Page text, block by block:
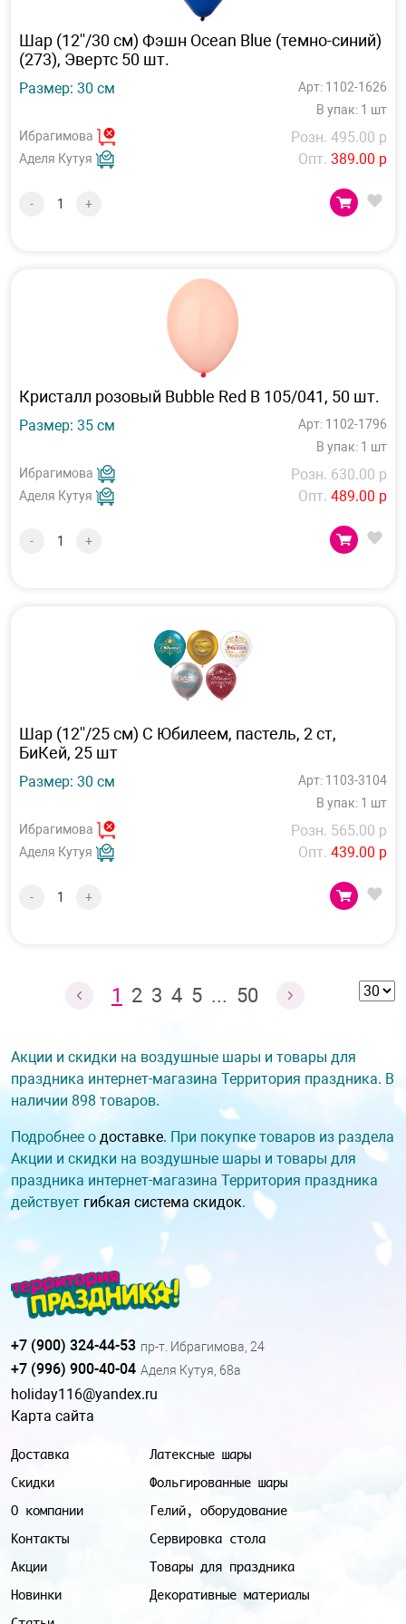
Шар (12''/30 см) Фэшн Ocean Blue (темно-синий)
(273), Эвертс 50 шт.
Размер: 30 см
Арт: 1102-1626
В упак: 1 шт
Ибрагимова
Аделя Кутуя
Розн. 495.00 р
Опт. 389.00 р
- +
Кристалл розовый Bubble Red B 105/041, 50 шт.
Размер: 35 см
Арт: 1102-1796
В упак: 1 шт
Ибрагимова
Аделя Кутуя
Розн. 630.00 р
Опт. 489.00 р
- +
Шар (12''/25 см) С Юбилеем, пастель, 2 ст,
БиКей, 25 шт
Размер: 30 см
Арт: 1103-3104
В упак: 1 шт
Ибрагимова
Аделя Кутуя
Розн. 565.00 р
Опт. 439.00 р
- +
1 2 3 4 5 ... 50
Акции и скидки на воздушные шары и товары для
праздника интернет-магазина Территория праздника. В
наличии 898 товаров.
Подробнее о доставке. При покупке товаров из раздела
Акции и скидки на воздушные шары и товары для
праздника интернет-магазина Территория праздника
действует гибкая система скидок.
Доставка
Скидки
О компании
Контакты
Акции
Новинки
Латексные шары
Фольгированные шары
Гелий, оборудование
Сервировка стола
Товары для праздника
Декоративные материалы
+7 (900) 324-44-53 пр-т. Ибрагимова, 24
+7 (996) 900-40-04 Аделя Кутуя, 68а
holiday116@yandex.ru
Карта сайта